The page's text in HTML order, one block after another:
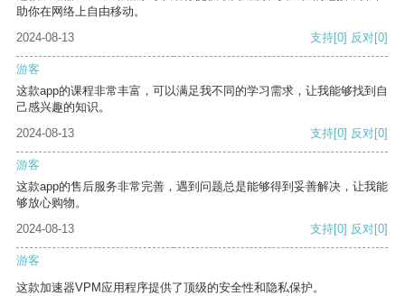
助你在网络上自由移动。
2024-08-13
支持[0] 反对[0]
游客
这款app的课程非常丰富，可以满足我不同的学习需求，让我能够找到自
己感兴趣的知识。
2024-08-13
支持[0] 反对[0]
游客
这款app的售后服务非常完善，遇到问题总是能够得到妥善解决，让我能
够放心购物。
2024-08-13
支持[0] 反对[0]
游客
这款加速器VPM应用程序提供了顶级的安全性和隐私保护。